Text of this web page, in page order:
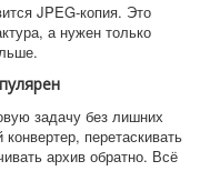
JPEG-копия. Это
а нужен только
задачу без лишних
перетаскивать
архив обратно. Всё